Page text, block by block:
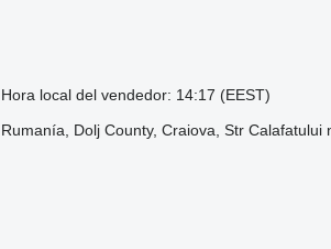
Hora local del vendedor: 14:17 (EEST)
Rumanía, Dolj County, Craiova, Str Calafatului